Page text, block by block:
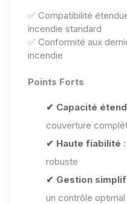
✅ Compatibilité
incendie standard
✅ Conformité aux
incendie
Points Forts
✔ Capacité
couverture
✔ Haute fiabilité
robuste
✔ Gestion
un contrôle optimal